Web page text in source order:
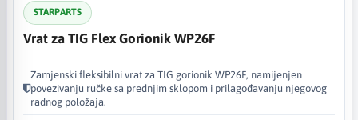
STARPARTS
Vrat za TIG Flex Gorionik WP26F
Zamjenski fleksibilni vrat za TIG gorionik WP26F, namijenjen
povezivanju ručke sa prednjim sklopom i prilagođavanju njegovog
radnog položaja.